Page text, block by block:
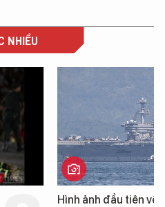
NHIỀU
Hình ảnh đầu tiên về